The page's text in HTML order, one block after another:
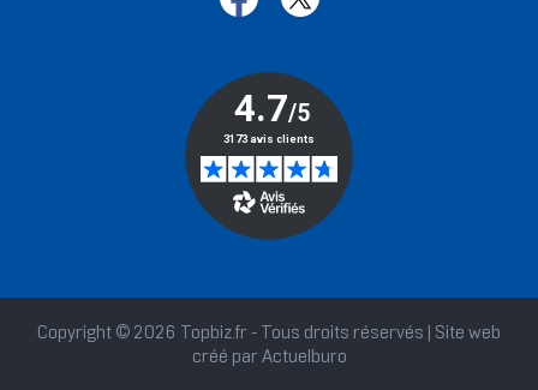
Copyright © 2026 Topbiz.fr - Tous droits réservés | Site web
créé par Actuelburo